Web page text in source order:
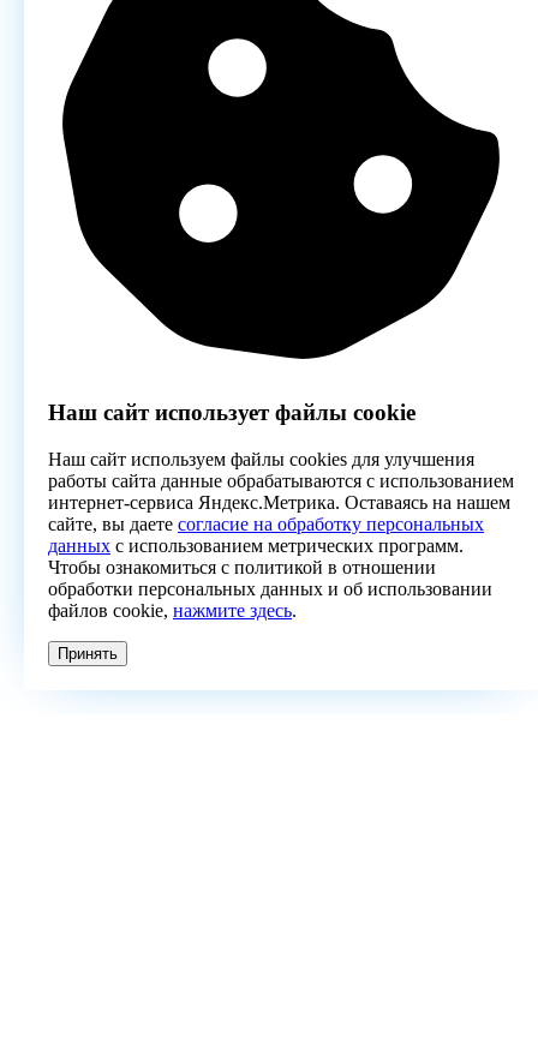
Наш сайт использует файлы cookie
Наш сайт используем файлы cookies для улучшения
работы сайта данные обрабатываются с использованием
интернет-сервиса Яндекс.Метрика. Оставаясь на нашем
сайте, вы даете согласие на обработку персональных
данных с использованием метрических программ.
Чтобы ознакомиться с политикой в отношении
обработки персональных данных и об использовании
файлов cookie, нажмите здесь.
Принять